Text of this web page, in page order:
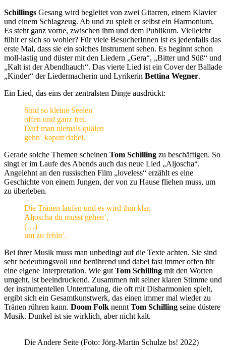
Schillings Gesang wird begleitet von zwei Gitarren, einem Klavier
und einem Schlagzeug. Ab und zu spielt er selbst ein Harmonium.
Es steht ganz vorne, zwischen ihm und dem Publikum. Vielleicht
fühlt er sich so wohler? Für viele BesucherInnen ist es jedenfalls das
erste Mal, dass sie ein solches Instrument sehen. Es beginnt schon
moll-lastig und düster mit den Liedern „Gera“, „Bitter und Süß“ und
„Kalt ist der Abendhauch“. Das vierte Lied ist ein Cover der Ballade
„Kinder“ der Liedermacherin und Lyrikerin Bettina Wegner.
Ein Lied, das eins der zentralsten Dinge ausdrückt:
Sind so kleine Seelen
offen und ganz frei.
Darf man niemals quälen
gehn‘ kaputt dabei.
Gerade solche Themen scheinen Tom Schilling zu beschäftigen. So
singt er im Laufe des Abends auch das neue Lied „Aljoscha“.
Angelehnt an den russischen Film „loveless“ erzählt es eine
Geschichte von einem Jungen, der von zu Hause fliehen muss, um
zu überleben.
Die Tränen laufen und es wird ihm klar,
Aljoscha du musst gehen‘,
(…)
um zu fehln‘.
Bei ihrer Musik muss man unbedingt auf die Texte achten. Sie sind
sehr bedeutungsvoll und berührend und dabei fast immer offen für
eine eigene Interpretation. Wie gut Tom Schilling mit den Worten
umgeht, ist beeindruckend. Zusammen mit seiner klaren Stimme und
der instrumentellen Untermalung, die oft mit Disharmonien spielt,
ergibt sich ein Gesamtkunstwerk, das einen immer mal wieder zu
Tränen rühren kann. Doom Folk nennt Tom Schilling seine düstere
Musik. Dunkel ist sie wirklich, aber nicht kalt.
Die Andere Seite (Foto: Jörg-Martin Schulze bs! 2022)